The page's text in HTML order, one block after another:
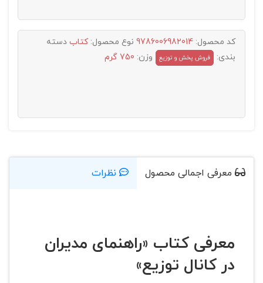
کد محصول: 9786006982014 نوع محصول:کتاب دسته
بندی:
فروش پخش و توزيع وزن: 750 گرم
معرفی اجمالی محصول نظرات
معرفی کتاب «راهنمای مدیران
در کانال توزیع»